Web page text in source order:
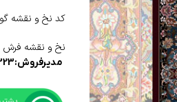
کد نخ و نقشه
نخ و نقشه فرش
مدیرفروش:09142808323